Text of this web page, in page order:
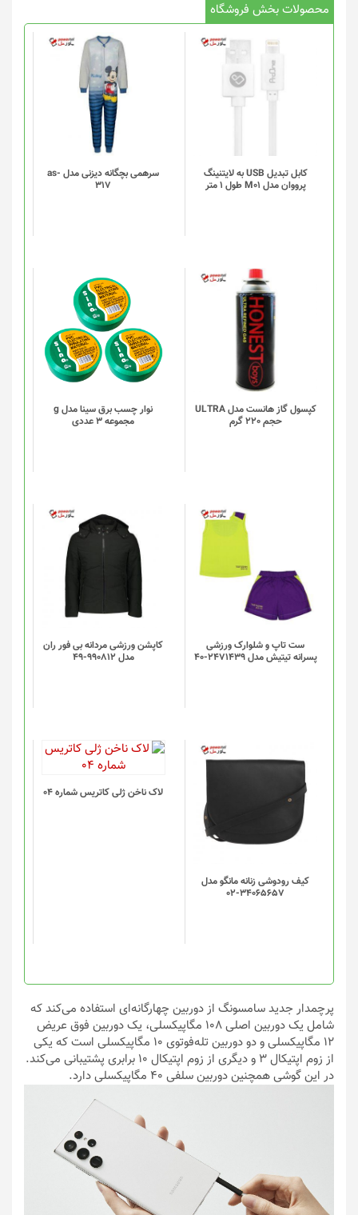
محصولات بخش فروشگاه
کابل تبدیل USB به لایتنینگ
پرووان مدل M01 طول 1 متر
سرهمی بچگانه دیزنی مدل as-
317
کپسول گاز هانست مدل ULTRA
حجم 220 گرم
نوار چسب برق سینا مدل g
مجموعه 3 عددی
ست تاپ و شلوارک ورزشی
پسرانه تیتیش مدل 2471439-40
کاپشن ورزشی مردانه بی فور ران
مدل 990812-49
کیف رودوشی زنانه مانگو مدل
34065657-02
لاک ناخن ژلی کاتریس شماره 04
پرچمدار جدید سامسونگ از دوربین چهارگانه‌ای استفاده می‌کند که
شامل یک دوربین اصلی 108 مگاپیکسلی، یک دوربین فوق عریض
12 مگاپیکسلی و دو دوربین تله‌فوتوی 10 مگاپیکسلی است که یکی
از زوم اپتیکال 3 و دیگری از زوم اپتیکال 10 برابری پشتیبانی می‌کند.
در این گوشی همچنین دوربین سلفی 40 مگاپیکسلی دارد.